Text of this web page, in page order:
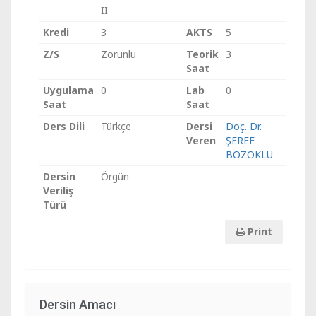
II
Kredi 3 AKTS
5
Z/S
Zorunlu
Teorik
Saat
3
Uygulama
Saat
0
Lab
Saat
0
Ders Dili Türkçe
Dersi
Veren
Doç. Dr.
ŞEREF
BOZOKLU
Dersin
Veriliş
Türü
Örgün
Print
Dersin Amacı